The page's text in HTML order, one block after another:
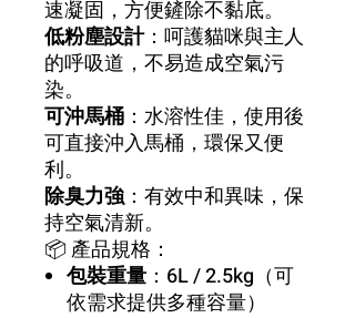
速凝固，方便鏟除不黏底。
低粉塵設計：呵護貓咪與主人
的呼吸道，不易造成空氣污
染。
可沖馬桶 ：水溶性佳，使用後
可直接沖入馬桶，環保又便
利。
除臭力強：有效中和異味，保
持空氣清新。
📦 產品規格：
包裝重量 ：6L / 2.5kg（可
依需求提供多種容量）